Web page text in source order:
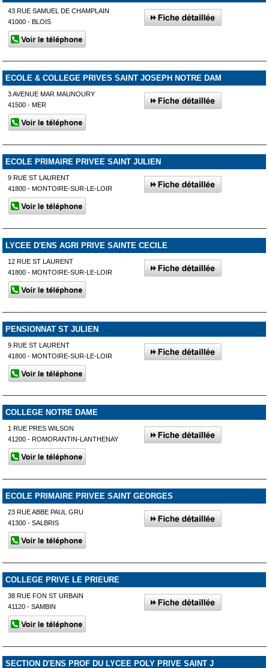
43 RUE SAMUEL DE CHAMPLAIN
41000 - BLOIS
ECOLE & COLLEGE PRIVES SAINT JOSEPH NOTRE DAM
3 AVENUE MAR MAUNOURY
41500 - MER
ECOLE PRIMAIRE PRIVEE SAINT JULIEN
9 RUE ST LAURENT
41800 - MONTOIRE-SUR-LE-LOIR
LYCEE D'ENS AGRI PRIVE SAINTE CECILE
12 RUE ST LAURENT
41800 - MONTOIRE-SUR-LE-LOIR
PENSIONNAT ST JULIEN
9 RUE ST LAURENT
41800 - MONTOIRE-SUR-LE-LOIR
COLLEGE NOTRE DAME
1 RUE PRES WILSON
41200 - ROMORANTIN-LANTHENAY
ECOLE PRIMAIRE PRIVEE SAINT GEORGES
23 RUE ABBE PAUL GRU
41300 - SALBRIS
COLLEGE PRIVE LE PRIEURE
38 RUE FON ST URBAIN
41120 - SAMBIN
SECTION D'ENS PROF DU LYCEE POLY PRIVE SAINT J